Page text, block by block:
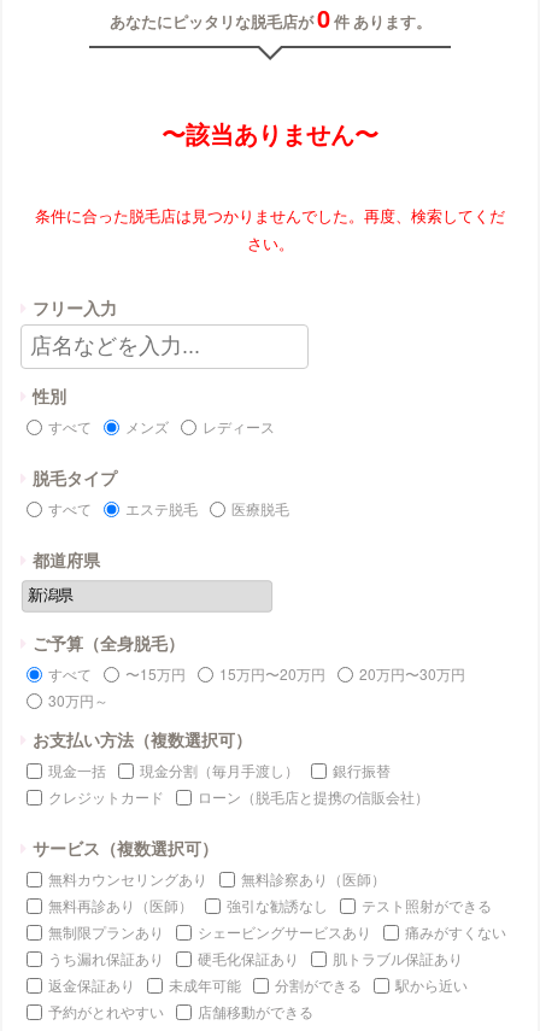
あなたにピッタリな脱毛店が0件 あります。
〜該当ありません〜
条件に合った脱毛店は見つかりませんでした。再度、検索してくだ
さい。
フリー入力
性別
すべて メンズ レディース
脱毛タイプ
すべて エステ脱毛 医療脱毛
都道府県
ご予算（全身脱毛）
すべて 〜15万円 15万円〜20万円
20万円〜30万円
30万円～
お支払い方法（複数選択可）
現金一括 現金分割（毎月手渡し）
銀行振替
クレジットカード
ローン（脱毛店と提携の信販会社）
サービス（複数選択可）
無料カウンセリングあり
無料診察あり（医師）
無料再診あり（医師）
強引な勧誘なし
テスト照射ができる
無制限プランあり
シェービングサービスあり
痛みがすくない
うち漏れ保証あり
硬毛化保証あり
肌トラブル保証あり
返金保証あり
未成年可能 分割ができる
駅から近い
予約がとれやすい
店舗移動ができる